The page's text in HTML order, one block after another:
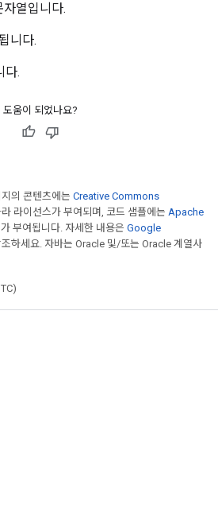
열입니다.
니다.
다.
도움이 되었나요?
의 콘텐츠에는 Creative Commons
라 라이선스가 부여되며, 코드 샘플에는 Apache
부여됩니다. 자세한 내용은 Google
하세요. 자바는 Oracle 및/또는 Oracle 계열사